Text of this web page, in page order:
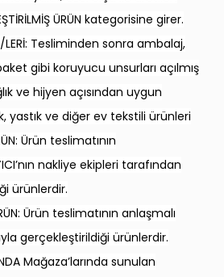
ÜRÜN kategorisine girer.
LERİ: Tesliminden sonra ambalaj,
gibi koruyucu unsurları açılmış
ve hijyen açısından uygun
yastık ve diğer ev tekstili ürünleri
Ürün teslimatının
nakliye ekipleri tarafından
ürünlerdir.
Ürün teslimatının anlaşmalı
gerçekleştirildiği ürünlerdir.
Mağaza’larında sunulan